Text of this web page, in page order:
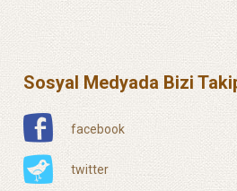
Sosyal Medyada Bizi
facebook
twitter